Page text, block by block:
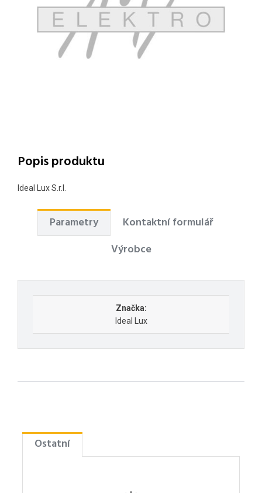
Popis produktu
Ideal Lux S.r.l.
Parametry
Kontaktní formulář
Výrobce
Značka:
Ideal Lux
Ostatní